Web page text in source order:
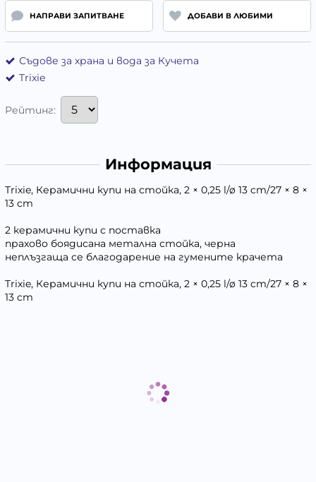
НАПРАВИ ЗАПИТВАНЕ ДОБАВИ В ЛЮБИМИ
Съдове за храна и вода за Кучета
Trixie
Рейтинг:
Информация
Trixie, Керамични купи на стойка, 2 × 0,25 l/ø 13 cm/27 × 8 ×
13 cm
2 керамични купи с поставка
прахово боядисана метална стойка, черна
неплъзгаща се благодарение на гумените крачета
Trixie, Керамични купи на стойка, 2 × 0,25 l/ø 13 cm/27 × 8 ×
13 cm